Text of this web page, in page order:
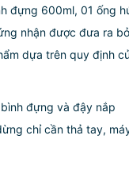
đựng 600ml, 01 ống
nhận được đưa ra
dựa trên quy định
đựng và đậy nắp
chỉ cần thả tay,